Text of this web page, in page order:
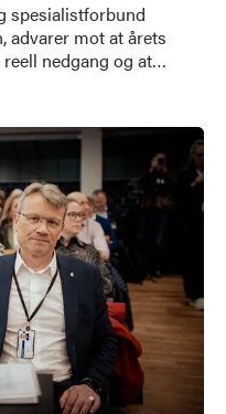
spesialistforbund
advarer mot at årets
nedgang og at